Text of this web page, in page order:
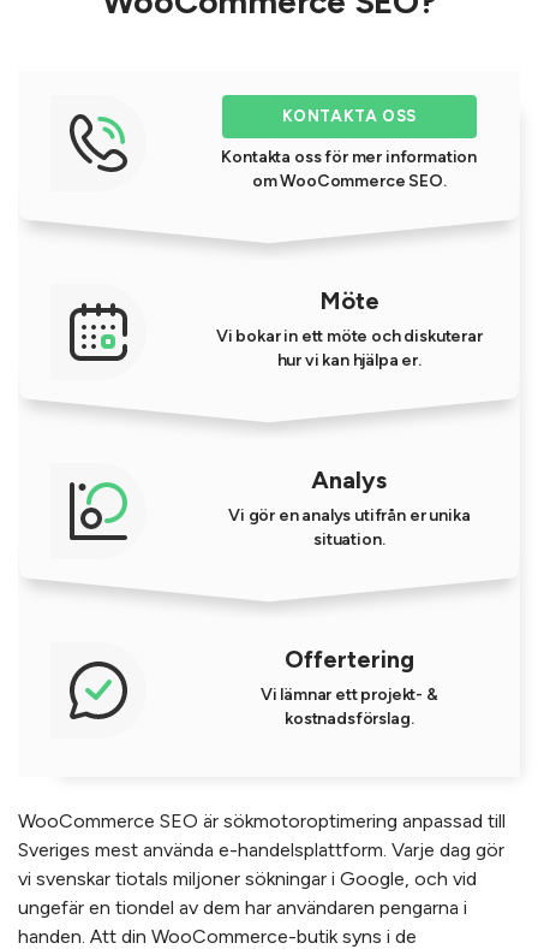
KONTAKTA OSS
Kontakta oss för mer information
om WooCommerce SEO.
Möte
Vi bokar in ett möte och diskuterar
hur vi kan hjälpa er.
Analys
Vi gör en analys utifrån er unika
situation.
Offertering
Vi lämnar ett projekt- &
kostnadsförslag.
WooCommerce SEO är sökmotoroptimering anpassad till
Sveriges mest använda e-handelsplattform. Varje dag gör
vi svenskar tiotals miljoner sökningar i Google, och vid
ungefär en tiondel av dem har användaren pengarna i
handen. Att din WooCommerce-butik syns i de